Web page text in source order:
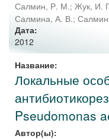
Салмин, Р. М.; Жук, И.
Салмина, А. В.;
Дата:
2012
Название:
Локальные
Pseudomonas
Автор(ы):